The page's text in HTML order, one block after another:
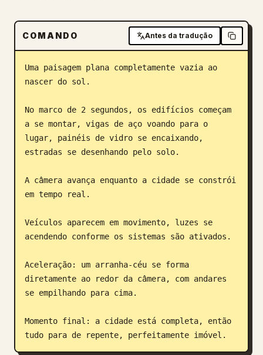
COMANDO Antes da tradução
Uma paisagem plana completamente vazia ao
nascer do sol.
No marco de 2 segundos, os edifícios começam
a se montar, vigas de aço voando para o
lugar, painéis de vidro se encaixando,
estradas se desenhando pelo solo.
A câmera avança enquanto a cidade se constrói
em tempo real.
Veículos aparecem em movimento, luzes se
acendendo conforme os sistemas são ativados.
Aceleração: um arranha-céu se forma
diretamente ao redor da câmera, com andares
se empilhando para cima.
Momento final: a cidade está completa, então
tudo para de repente, perfeitamente imóvel.